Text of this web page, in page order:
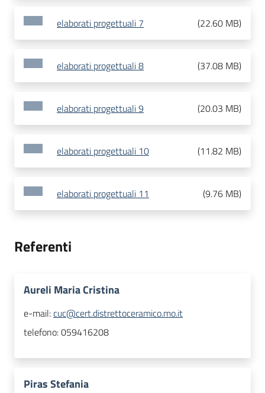
elaborati progettuali 7 (22.60 MB)
elaborati progettuali 8 (37.08 MB)
elaborati progettuali 9 (20.03 MB)
elaborati progettuali 10 (11.82 MB)
elaborati progettuali 11 (9.76 MB)
Referenti
Aureli Maria Cristina
e-mail:cuc@cert.distrettoceramico.mo.it
telefono:059416208
Piras Stefania